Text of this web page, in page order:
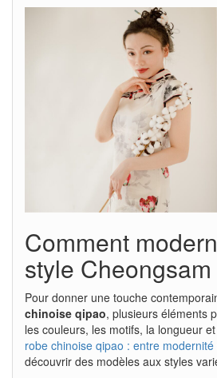
Comment
style Cheongsam
Pour donner une touche
chinoise qipao, plusieurs éléments
les couleurs, les motifs, la longueur
robe chinoise qipao : entre
découvrir des modèles aux styles